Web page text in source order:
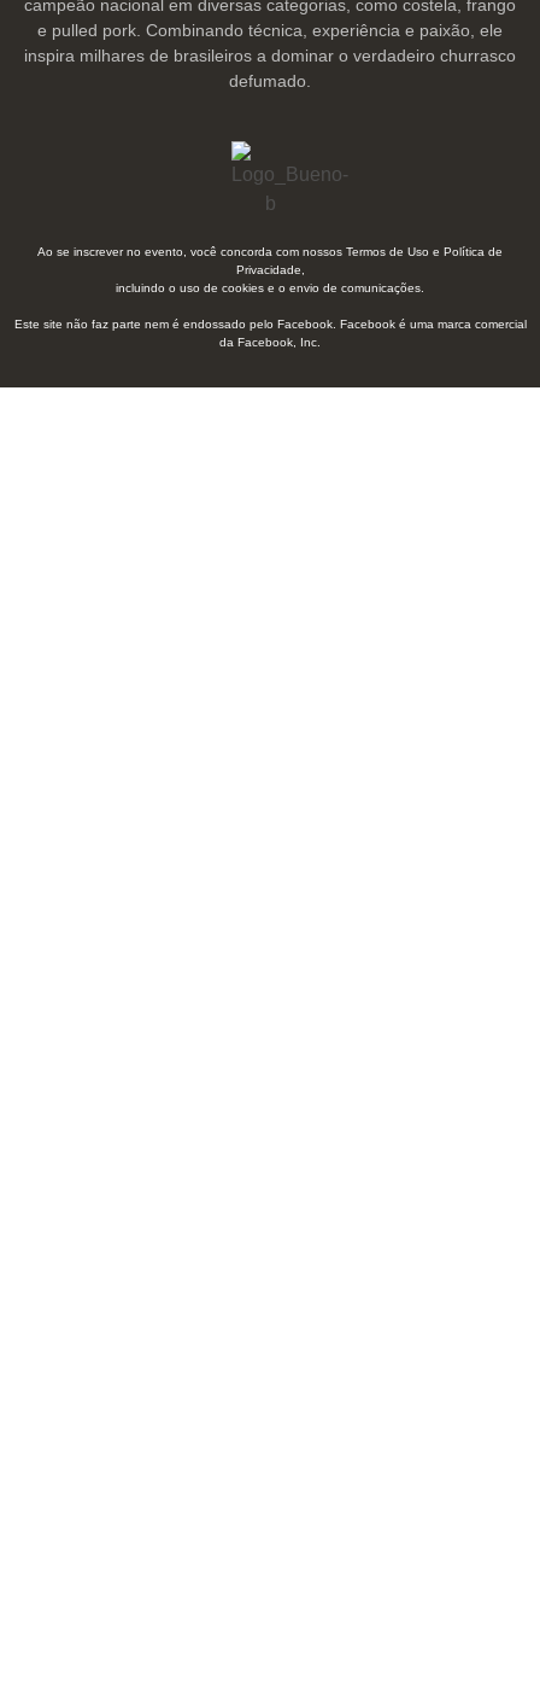
campeão nacional em diversas categorias, como costela, frango
e pulled pork. Combinando técnica, experiência e paixão, ele
inspira milhares de brasileiros a dominar o verdadeiro churrasco
defumado.
Ao se inscrever no evento, você concorda com nossos Termos de Uso e Política de
Privacidade
incluindo o uso de cookies e o envio de comunicações.
Este site não faz parte nem é endossado pelo Facebook. Facebook é uma marca comercial
da Facebook, Inc.